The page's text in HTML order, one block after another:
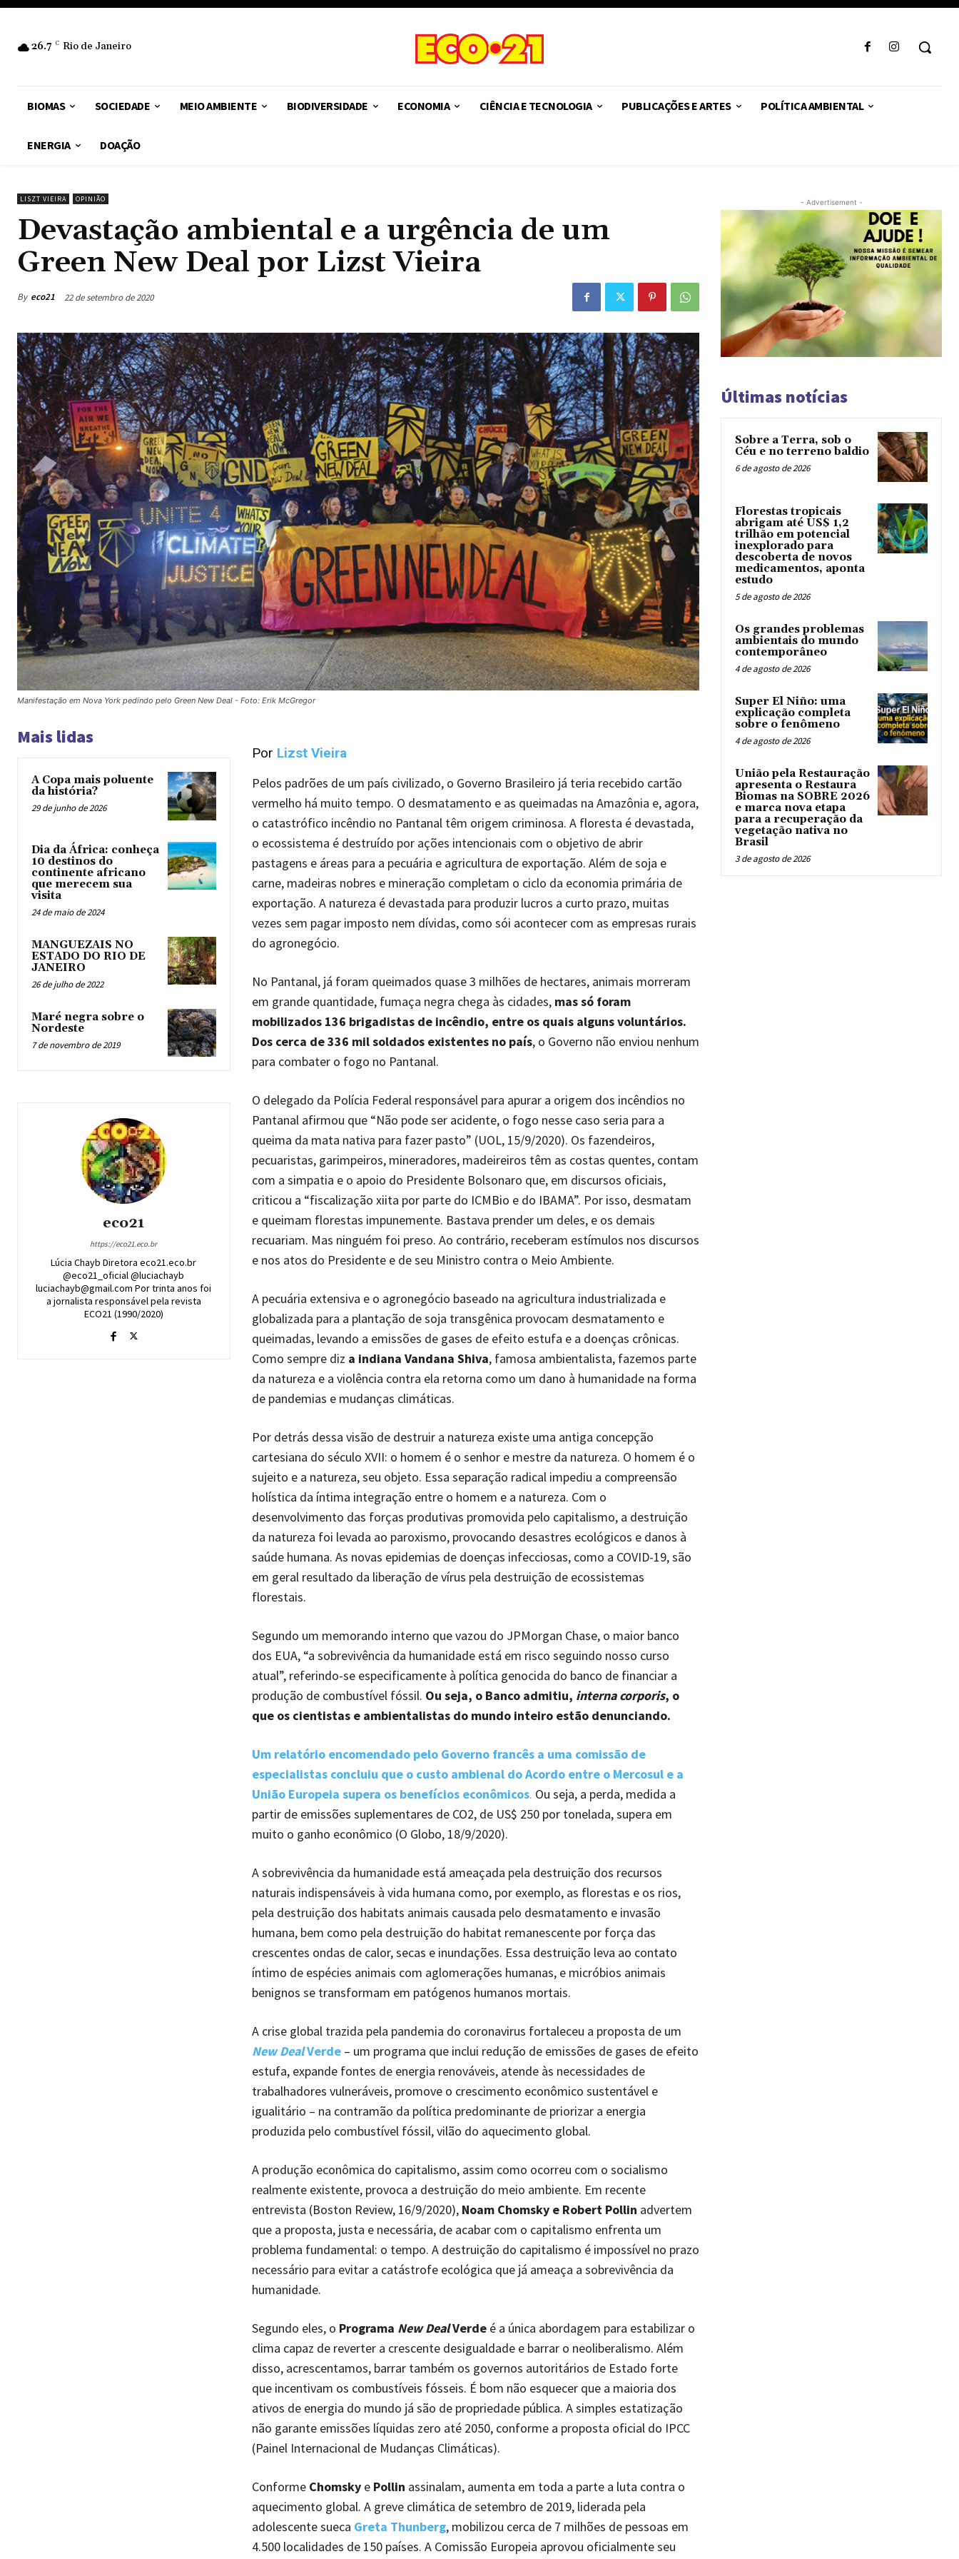
26.7 C Rio de Janeiro
BIOMAS SOCIEDADE MEIO AMBIENTE BIODIVERSIDADE ECONOMIA CIÊNCIA E TECNOLOGIA PUBLICAÇÕES E ARTES POLÍTICA AMBIENTAL
ENERGIA DOAÇÃO
LISZT VIEIRA OPINIÃO
Devastação ambiental e a urgência de um
Green New Deal por Lizst Vieira
By eco21 22 de setembro de 2020
Manifestação em Nova York pedindo pelo Green New Deal - Foto: Erik McGregor
Mais lidas
A Copa mais poluente
da história?
29 de junho de 2026
Dia da África: conheça
10 destinos do
continente africano
que merecem sua
visita
24 de maio de 2024
MANGUEZAIS NO
ESTADO DO RIO DE
JANEIRO
26 de julho de 2022
Maré negra sobre o
Nordeste
7 de novembro de 2019
eco21
https://eco21.eco.br
Lúcia Chayb Diretora eco21.eco.br
@eco21_oficial @luciachayb
luciachayb@gmail.com Por trinta anos foi
a jornalista responsável pela revista
ECO21 (1990/2020)
Por Lizst Vieira
Pelos padrões de um país civilizado, o Governo Brasileiro já teria recebido cartão
vermelho há muito tempo. O desmatamento e as queimadas na Amazônia e, agora,
o catastrófico incêndio no Pantanal têm origem criminosa. A floresta é devastada,
o ecossistema é destruído por ações intencionais com o objetivo de abrir
pastagens e áreas para a pecuária e agricultura de exportação. Além de soja e
carne, madeiras nobres e mineração completam o ciclo da economia primária de
exportação. A natureza é devastada para produzir lucros a curto prazo, muitas
vezes sem pagar imposto nem dívidas, como sói acontecer com as empresas rurais
do agronegócio.
No Pantanal, já foram queimados quase 3 milhões de hectares, animais morreram
em grande quantidade, fumaça negra chega às cidades, mas só foram
mobilizados 136 brigadistas de incêndio, entre os quais alguns voluntários.
Dos cerca de 336 mil soldados existentes no país, o Governo não enviou nenhum
para combater o fogo no Pantanal.
O delegado da Polícia Federal responsável para apurar a origem dos incêndios no
Pantanal afirmou que “Não pode ser acidente, o fogo nesse caso seria para a
queima da mata nativa para fazer pasto” (UOL, 15/9/2020). Os fazendeiros,
pecuaristas, garimpeiros, mineradores, madeireiros têm as costas quentes, contam
com a simpatia e o apoio do Presidente Bolsonaro que, em discursos oficiais,
criticou a “fiscalização xiita por parte do ICMBio e do IBAMA”. Por isso, desmatam
e queimam florestas impunemente. Bastava prender um deles, e os demais
recuariam. Mas ninguém foi preso. Ao contrário, receberam estímulos nos discursos
e nos atos do Presidente e de seu Ministro contra o Meio Ambiente.
A pecuária extensiva e o agronegócio baseado na agricultura industrializada e
globalizada para a plantação de soja transgênica provocam desmatamento e
queimadas, levando a emissões de gases de efeito estufa e a doenças crônicas.
Como sempre diz a indiana Vandana Shiva, famosa ambientalista, fazemos parte
da natureza e a violência contra ela retorna como um dano à humanidade na forma
de pandemias e mudanças climáticas.
Por detrás dessa visão de destruir a natureza existe uma antiga concepção
cartesiana do século XVII: o homem é o senhor e mestre da natureza. O homem é o
sujeito e a natureza, seu objeto. Essa separação radical impediu a compreensão
holística da íntima integração entre o homem e a natureza. Com o
desenvolvimento das forças produtivas promovida pelo capitalismo, a destruição
da natureza foi levada ao paroxismo, provocando desastres ecológicos e danos à
saúde humana. As novas epidemias de doenças infecciosas, como a COVID-19, são
em geral resultado da liberação de vírus pela destruição de ecossistemas
florestais.
Segundo um memorando interno que vazou do JPMorgan Chase, o maior banco
dos EUA, “a sobrevivência da humanidade está em risco seguindo nosso curso
atual”, referindo-se especificamente à política genocida do banco de financiar a
produção de combustível fóssil. Ou seja, o Banco admitiu, interna corporis, o
que os cientistas e ambientalistas do mundo inteiro estão denunciando.
Um relatório encomendado pelo Governo francês a uma comissão de
especialistas concluiu que o custo ambienal do Acordo entre o Mercosul e a
União Europeia supera os benefícios econômicos. Ou seja, a perda, medida a
partir de emissões suplementares de CO2, de US$ 250 por tonelada, supera em
muito o ganho econômico (O Globo, 18/9/2020).
A sobrevivência da humanidade está ameaçada pela destruição dos recursos
naturais indispensáveis à vida humana como, por exemplo, as florestas e os rios,
pela destruição dos habitats animais causada pelo desmatamento e invasão
humana, bem como pela destruição do habitat remanescente por força das
crescentes ondas de calor, secas e inundações. Essa destruição leva ao contato
íntimo de espécies animais com aglomerações humanas, e micróbios animais
benignos se transformam em patógenos humanos mortais.
A crise global trazida pela pandemia do coronavirus fortaleceu a proposta de um
New DealVerde– um programa que inclui redução de emissões de gases de efeito
estufa, expande fontes de energia renováveis, atende às necessidades de
trabalhadores vulneráveis, promove o crescimento econômico sustentável e
igualitário – na contramão da política predominante de priorizar a energia
produzida pelo combustível fóssil, vilão do aquecimento global.
A produção econômica do capitalismo, assim como ocorreu com o socialismo
realmente existente, provoca a destruição do meio ambiente. Em recente
entrevista (Boston Review, 16/9/2020), Noam Chomsky e Robert Pollin advertem
que a proposta, justa e necessária, de acabar com o capitalismo enfrenta um
problema fundamental: o tempo. A destruição do capitalismo é impossível no prazo
necessário para evitar a catástrofe ecológica que já ameaça a sobrevivência da
humanidade.
Segundo eles, o Programa New DealVerdeé a única abordagem para estabilizar o
clima capaz de reverter a crescente desigualdade e barrar o neoliberalismo. Além
disso, acrescentamos, barrar também os governos autoritários de Estado forte
que incentivam os combustíveis fósseis. É bom não esquecer que a maioria dos
ativos de energia do mundo já são de propriedade pública. A simples estatização
não garante emissões líquidas zero até 2050, conforme a proposta oficial do IPCC
(Painel Internacional de Mudanças Climáticas).
Conforme Chomskye Pollin assinalam, aumenta em toda a parte a luta contra o
aquecimento global. A greve climática de setembro de 2019, liderada pela
adolescente sueca Greta Thunberg, mobilizou cerca de 7 milhões de pessoas em
4.500 localidades de 150 países. A Comissão Europeia aprovou oficialmente seu
- Advertisement -
Últimas notícias
Sobre a Terra, sob o
Céu e no terreno baldio
6 de agosto de 2026
Florestas tropicais
abrigam até US$ 1,2
trilhão em potencial
inexplorado para
descoberta de novos
medicamentos, aponta
estudo
5 de agosto de 2026
Os grandes problemas
ambientais do mundo
contemporâneo
4 de agosto de 2026
Super El Niño: uma
explicação completa
sobre o fenômeno
4 de agosto de 2026
União pela Restauração
apresenta o Restaura
Biomas na SOBRE 2026
e marca nova etapa
para a recuperação da
vegetação nativa no
Brasil
3 de agosto de 2026